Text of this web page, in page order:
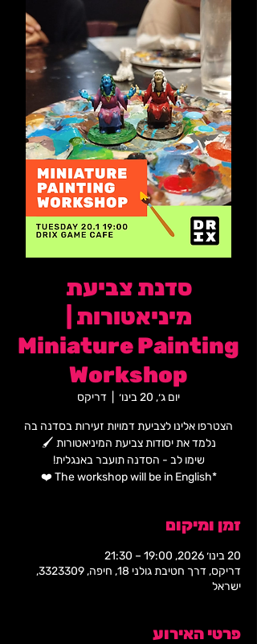
סדנת צביעת
מיניאטורות |
Miniature Painting
Workshop
יום ג׳, 20 בינו׳ דריקס
הצטרפו אלינו לצביעת דמויות זעירות בסדנה בה
*The workshop will be in English ❤️
זמן ומיקום
20 בינו׳ 2026, 19:00 – 21:30
דריקס, דרך חטיבת גולני 18, חיפה, 3323309,
ישראל
פרטי האירוע